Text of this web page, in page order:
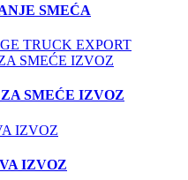
SMEĆA
SMEĆE IZVOZ
SMEĆE IZVOZ
IZVOZ
IZVOZ